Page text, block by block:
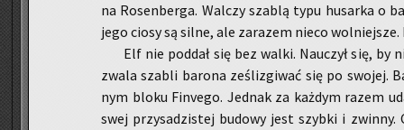
na Ro­sen­ber­ga. Wal­czy sza­blą typu hu­sar­ka o
jego ciosy są silne, ale za­ra­zem nieco
Elf nie pod­dał się bez walki. Na­uczył się,
zwa­la sza­bli ba­ro­na ze­śli­zgi­wać się po swo­jej.
nym bloku Fi­nve­go. Jed­nak za każ­dym razem
swej przy­sa­dzi­stej bu­do­wy jest szyb­ki i